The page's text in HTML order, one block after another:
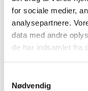
for sociale medier,
analysepartnere.
data med andre
de har indsamlet fra
Nødvendig
juli (2)
maj (2)
april (2)
januar (3)